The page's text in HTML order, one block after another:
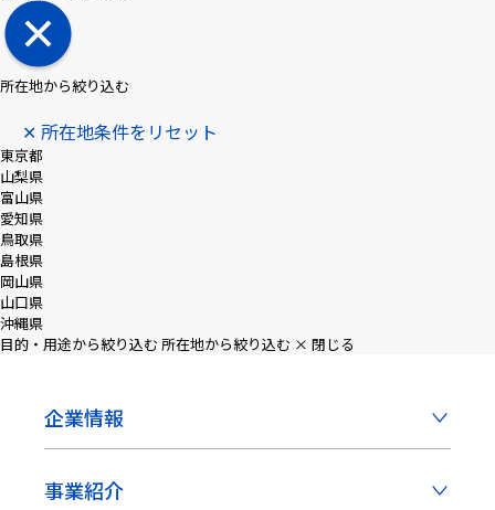
所在地から絞り込む
✕ 所在地条件をリセット
東京都
山梨県
富山県
愛知県
鳥取県
島根県
岡山県
山口県
沖縄県
目的・用途から絞り込む 所在地から絞り込む × 閉じる
企業情報
事業紹介